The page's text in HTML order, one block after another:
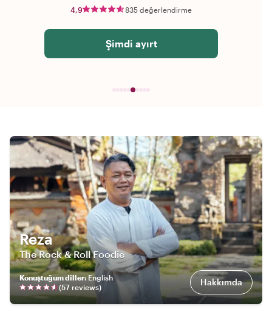
4,9 835 değerlendirme
Şimdi ayırt
Reza
The Rock & Roll Foodie
Konuştuğum diller: English
(57 reviews) Hakkımda